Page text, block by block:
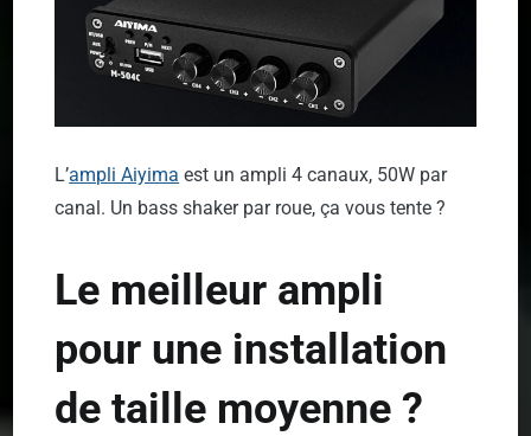
L’ampli Aiyima est un ampli 4 canaux, 50W par
canal. Un bass shaker par roue, ça vous tente ?
Le meilleur ampli
pour une installation
de taille moyenne ?